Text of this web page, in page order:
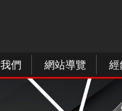
們 網站導覽 經